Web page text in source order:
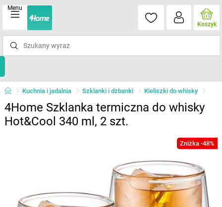
Menu
Koszyk
Kuchnia i jadalnia Szklanki i dzbanki Kieliszki do whisky
4Home Szklanka termiczna do whisky
Hot&Cool 340 ml, 2 szt.
Zniżka -48%